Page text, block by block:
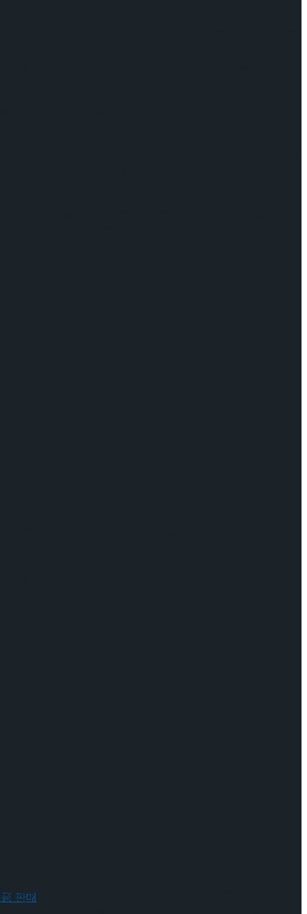
경기 결과
과
경기 결과
경기 결과
과
회 DIMF 티켓가격 2~9만 원)으로 금액을 책정해 공연 티켓
있고, 랜덤으로 좌석이 배정되는 이벤트인 만큼 환불 및 변
세대 뮤지컬배우 이건호, 송정훈, 김가연, 김명진이 출연해
시, 19시 두 차례 진행된다.
권’이 결합된 할인 상품을 판매 중이다. 제17회 DIMF 기간 내